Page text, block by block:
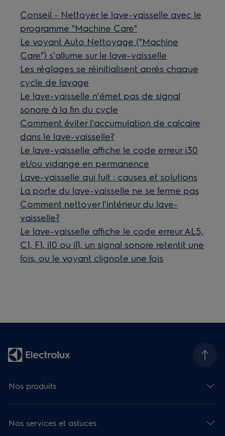
Conseil - Nettoyer le lave-vaisselle avec le
programme "Machine Care"
Le voyant Auto Nettoyage ("Machine
Care") s'allume sur le lave-vaisselle
Les réglages se réinitialisent après chaque
cycle de lavage
Le lave-vaisselle n'émet pas de signal
sonore à la fin du cycle
Comment éviter l'accumulation de calcaire
dans le lave-vaisselle?
Le lave-vaisselle affiche le code erreur i30
et/ou vidange en permanence
Lave-vaisselle qui fuit : causes et solutions
La porte du lave-vaisselle ne se ferme pas
Comment nettoyer l'intérieur du lave-
vaisselle?
Le lave-vaisselle affiche le code erreur AL5,
C1, F1, i10 ou i11, un signal sonore retentit une
fois, ou le voyant clignote une fois
Nos produits
Nos services et astuces